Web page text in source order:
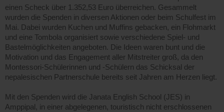
einen Scheck über 1.352,53 Euro überreichen. Gesammelt
wurden die Spenden in diversen Aktionen oder beim Schulfest im
Mai. Dabei wurden Kuchen und Muffins gebacken, ein Flohmarkt
und eine Tombola organisiert sowie verschiedene Spiel- und
Bastelmöglichkeiten angeboten. Die Ideen waren bunt und die
Motivation und das Engagement aller Mitstreiter groß, da den
Montessori-Schülerinnen und -Schülern das Schicksal der
nepalesischen Partnerschule bereits seit Jahren am Herzen liegt.
Mit den Spenden wird die Janata English School (JES) in
Amppipal, in einer abgelegenen, touristisch nicht erschlossenen